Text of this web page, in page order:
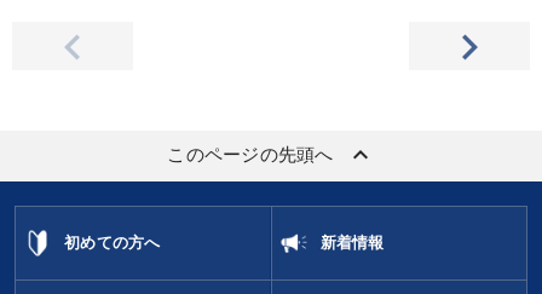
このページの先頭へ keyboard_arrow_up
初めての方へ 新着情報